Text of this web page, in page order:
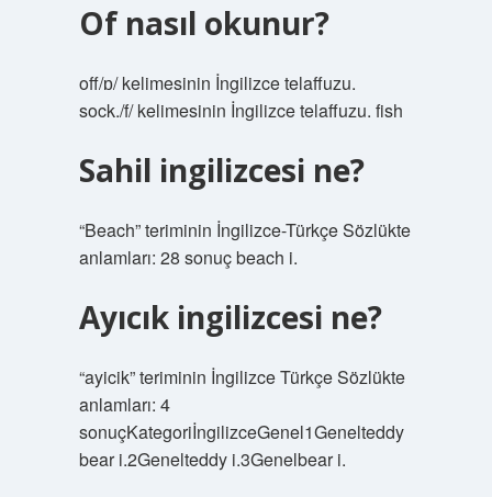
Of nasıl okunur?
off/ɒ/ kelimesinin İngilizce telaffuzu.
sock./f/ kelimesinin İngilizce telaffuzu. fish
Sahil ingilizcesi ne?
“Beach” teriminin İngilizce-Türkçe Sözlükte
anlamları: 28 sonuç beach i.
Ayıcık ingilizcesi ne?
“ayicik” teriminin İngilizce Türkçe Sözlükte
anlamları: 4
sonuçKategoriİngilizceGenel1Genelteddy
bear i.2Genelteddy i.3Genelbear i.